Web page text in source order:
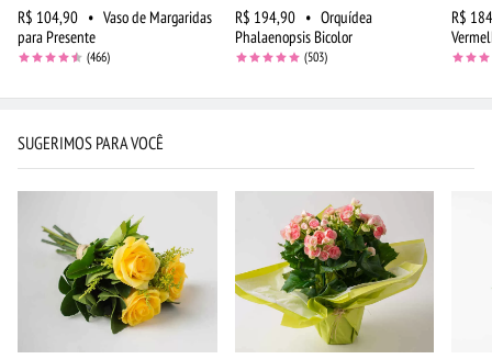
R$ 104,90 • Vaso de Margaridas
para Presente
(466)
R$ 194,90 • Orquídea
Phalaenopsis Bicolor
(503)
R$
SUGERIMOS PARA VOCÊ